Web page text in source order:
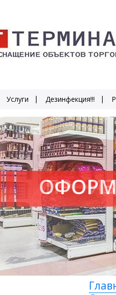
Услуги Дезинфекция!!!